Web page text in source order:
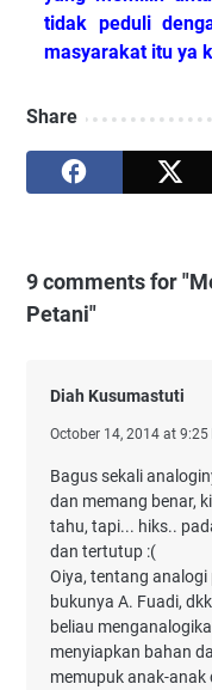
tidak peduli
masyarakat itu ya
Share
9 comments for
Petani"
Diah Kusumastuti
October 14, 2014 at 9:25
Bagus sekali
dan memang benar,
tahu, tapi... hiks..
dan tertutup :(
Oiya, tentang
bukunya A. Fuadi,
beliau
menyiapkan bahan
memupuk anak-